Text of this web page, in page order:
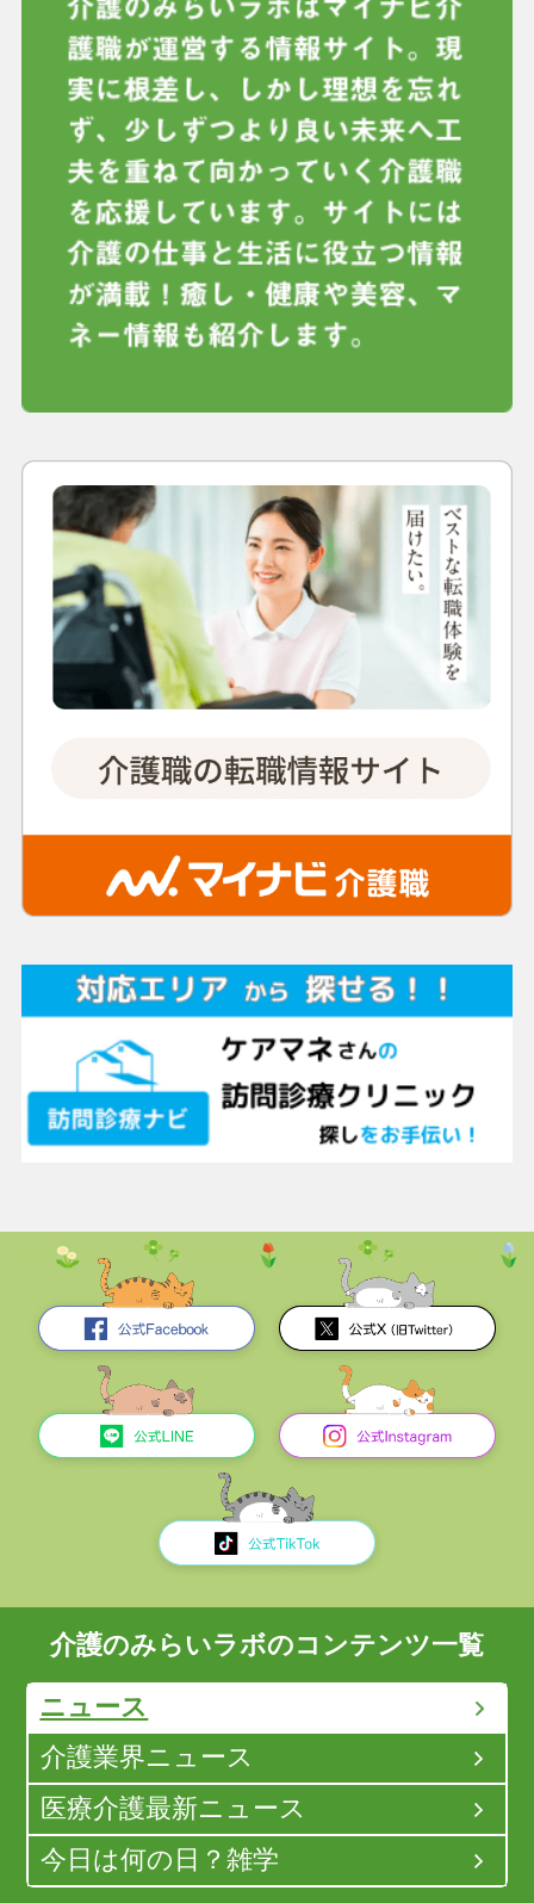
介護のみらいラボのコンテンツ一覧
ニュース
介護業界ニュース
医療介護最新ニュース
今日は何の日？雑学